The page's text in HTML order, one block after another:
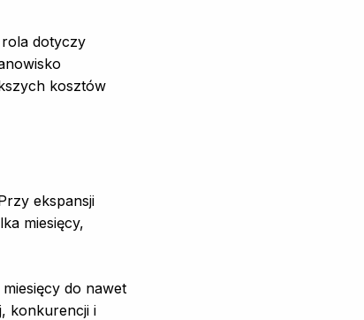
rola dotyczy
kosztów
ekspansji
miesięcy,
do nawet
konkurencji i